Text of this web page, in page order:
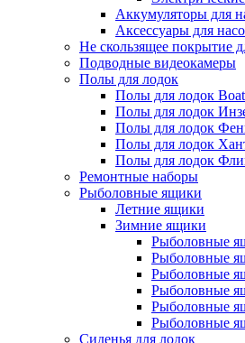
Аккумуляторы для
Аксессуары для
Не скользящее покрытие
Подводные видеокамеры
Полы для лодок
Полы для лодок
Полы для лодок
Полы для лодок
Полы для лодок
Полы для лодок
Ремонтные наборы
Рыболовные ящики
Летние ящики
Зимние ящики
Рыболовные
Рыболовные
Рыболовные
Рыболовные
Рыболовные
Рыболовные
Сиденья для лодок